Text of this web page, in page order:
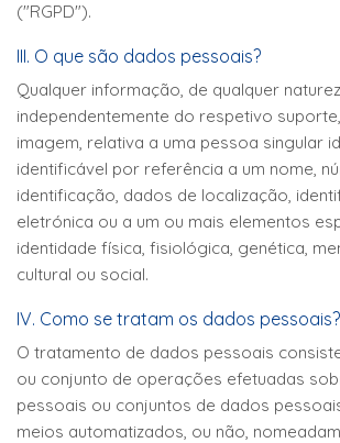
("RGPD").
III. O que são dados pessoais?
Qualquer informação, de qualquer
independentemente do respetivo
imagem, relativa a uma pessoa singular
identificável por referência a um nome,
identificação, dados de localização,
eletrónica ou a um ou mais elementos
identidade física, fisiológica, genética,
cultural ou social.
IV. Como se tratam os dados pessoais?
O tratamento de dados pessoais
ou conjunto de operações efetuadas
pessoais ou conjuntos de dados
meios automatizados, ou não,